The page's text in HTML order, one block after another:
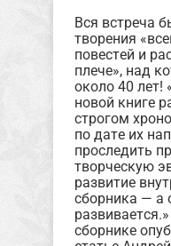
Вся встреча
творения
повестей и
плече», над
около 40 лет!
новой книге
строгом
по дате их
проследить
творческую
развитие
сборника — а
сборнике